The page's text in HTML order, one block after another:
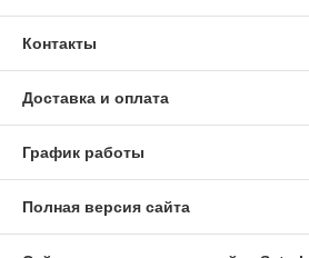
Контакты
Доставка и оплата
График работы
Полная версия сайта